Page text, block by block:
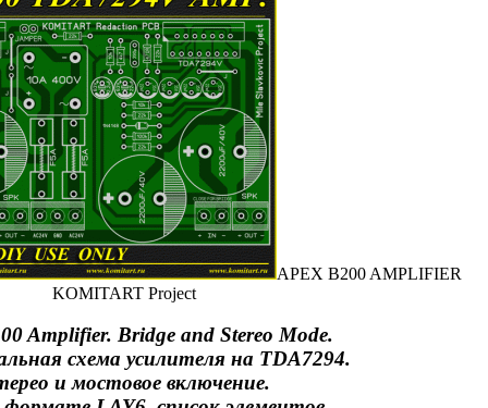
APEX B200 AMPLIFIER
KOMITART Project
Amplifier. Bridge and Stereo Mode.
схема усилителя на TDA7294.
и мостовое включение.